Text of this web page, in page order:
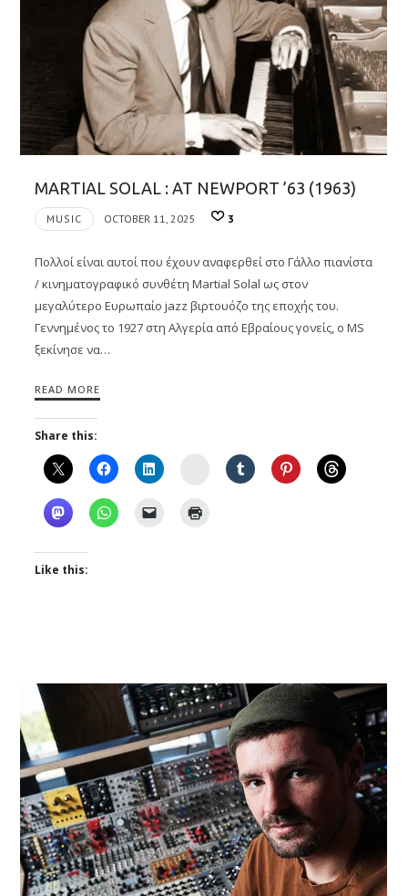
MARTIAL SOLAL : AT NEWPORT ’63 (1963)
MUSIC OCTOBER 11, 2025 3
Πολλοί είναι αυτοί που έχουν αναφερθεί στο Γάλλο πιανίστα
/ κινηματογραφικό συνθέτη Martial Solal ως στον
μεγαλύτερο Ευρωπαίο jazz βιρτουόζο της εποχής του.
Γεννημένος το 1927 στη Αλγερία από Εβραίους γονείς, ο MS
ξεκίνησε να…
READ MORE
Share this:
Instagram
Like this: